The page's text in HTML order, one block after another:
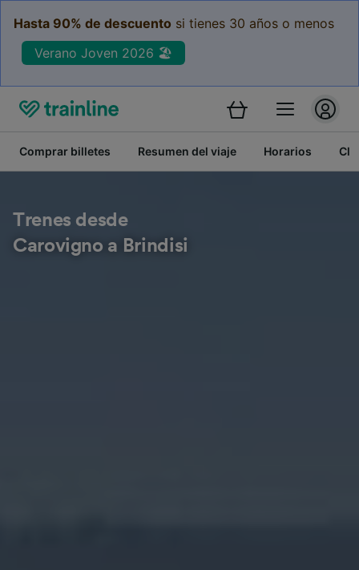
Hasta 90% de descuento si tienes 30 años o menos
Verano Joven 2026 🏖️
Comprar billetes Resumen del viaje Horarios
Trenes desde
Carovigno a Brindisi